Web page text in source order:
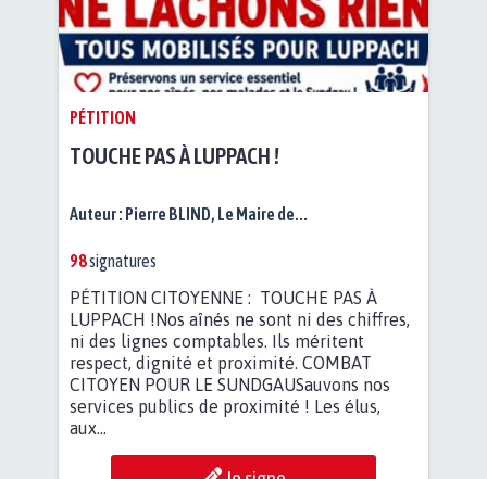
PÉTITION
TOUCHE PAS À LUPPACH !
Auteur : Pierre BLIND, Le Maire de...
98signatures
PÉTITION CITOYENNE : TOUCHE PAS À
LUPPACH !Nos aînés ne sont ni des chiffres,
ni des lignes comptables. Ils méritent
respect, dignité et proximité. COMBAT
CITOYEN POUR LE SUNDGAUSauvons nos
services publics de proximité ! Les élus,
aux...